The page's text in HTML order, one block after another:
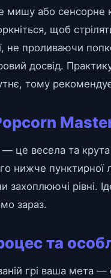
мишу або сенсорне
щоб
не проливаючи
досвід.
тому
це весела та
нижче пунктирної
захоплюючі рівні.
зараз.
та
грі ваша мета